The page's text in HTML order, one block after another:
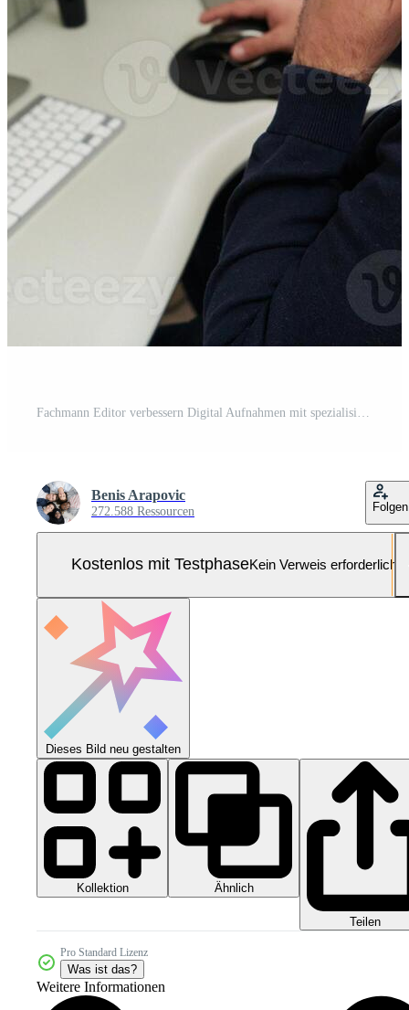
Benis Arapovic
272.588 Ressourcen Folgen
Kostenlos mit TestphaseKein Verweis erforderlich
Dieses Bild neu gestalten
Kollektion Ähnlich
Teilen
Pro Standard Lizenz
Was ist das?
Weitere Informationen